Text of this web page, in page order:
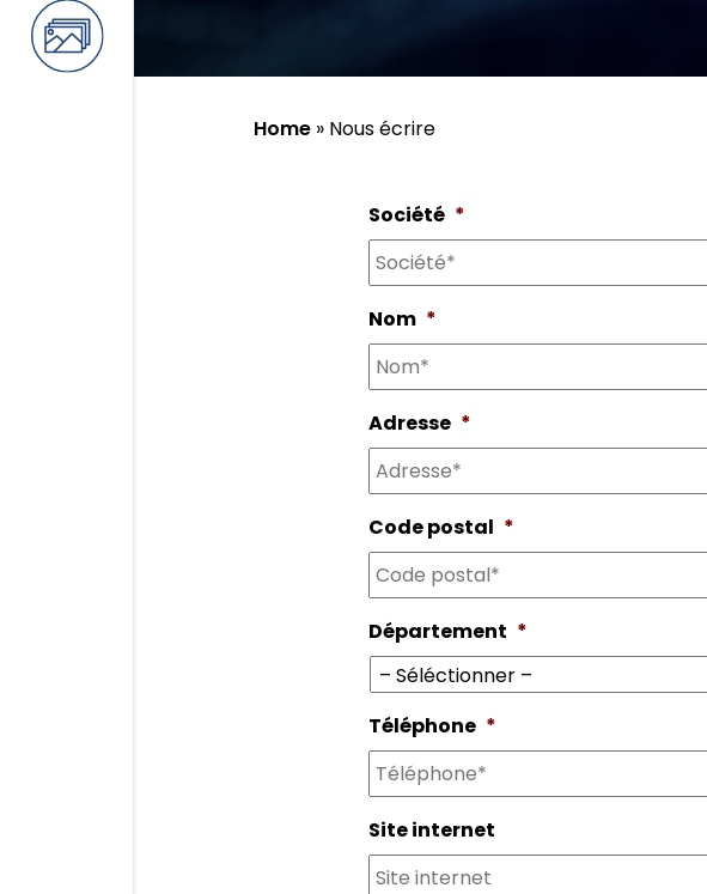
Home » Nous écrire
Société *
Nom *
Adresse *
Code postal *
Département *
Téléphone *
Site internet